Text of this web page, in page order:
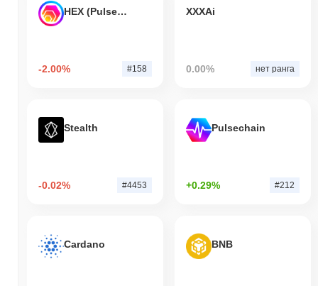
HEX (Pulsechain)
-2.00% #158
XXXAi
0.00% нет ранга
Stealth
-0.02% #4453
Pulsechain
+0.29% #212
Cardano BNB